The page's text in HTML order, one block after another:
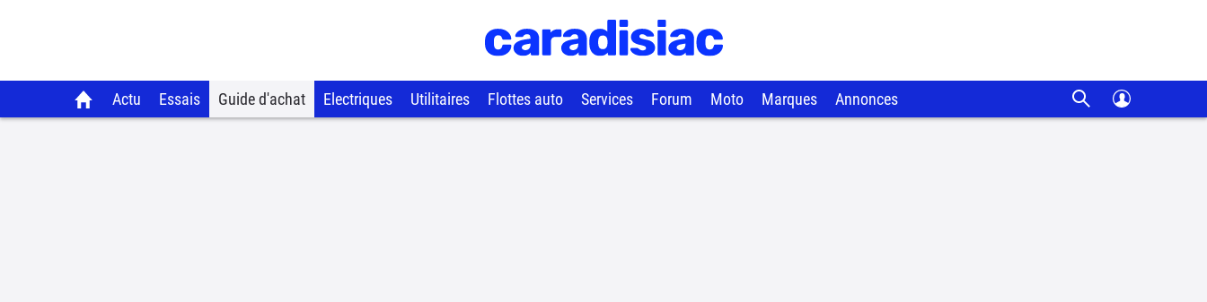
Actu Essais Guide d'achat Electriques Utilitaires Flottes auto Services Forum Moto Marques Annonces